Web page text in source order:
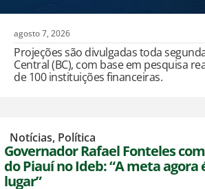
agosto 7, 2026
Projeções são divulgadas toda
Central (BC), com base em pesquisa
de 100 instituições financeiras.
Notícias, Política
Governador Rafael Fonteles
do Piauí no Ideb: “A meta
lugar”